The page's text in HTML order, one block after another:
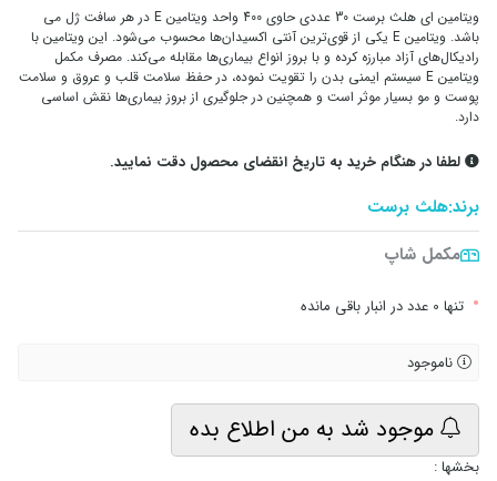
ویتامین ای هلث برست 30 عددی حاوی 400 واحد ویتامین E در هر سافت ژل می
باشد. ویتامین E یکی از قوی‌ترین آنتی اکسیدان‌ها محسوب می‌شود. این ویتامین با
رادیکال‌های آزاد مبارزه کرده و با بروز انواع بیماری‌ها مقابله می‌کند. مصرف مکمل
ویتامین E سیستم ایمنی بدن را تقویت نموده، در حفظ سلامت قلب و عروق و سلامت
پوست و مو بسیار موثر است و همچنین در جلوگیری از بروز بیماری‌ها نقش اساسی
دارد.
لطفا در هنگام خرید به تاریخ انقضای محصول دقت نمایید.
برند:هلث برست
مکمل شاپ
• تنها 0 عدد در انبار باقی مانده
ناموجود
موجود شد به من اطلاع بده
بخشها :